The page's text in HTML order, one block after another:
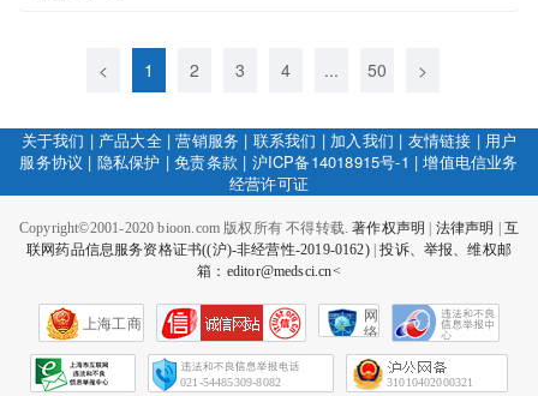
< 1 2 3 4 ... 50 >
关于我们 | 产品大全|营销服务 | 联系我们 | 加入我们 | 友情链接 | 用户
服务协议 | 隐私保护 |免责条款 | 沪ICP备14018915号-1 |增值电信业务
经营许可证
Copyright©2001-2020 bioon.com 版权所有 不得转载.著作权声明 法律声明
互
联网药品信息服务资格证书((沪)-非经营性-2019-0162)|投诉、举报、维权邮
箱：editor@medsci.cn<
上海工商
网
络
会
征
021-54485309-8082 31010402000321